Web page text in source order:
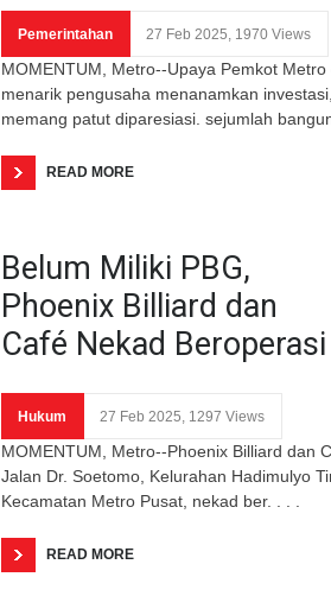
Pemerintahan 27 Feb 2025, 1970 Views
MOMENTUM, Metro--Upaya Pemkot Metro
menarik pengusaha menanamkan investasi,
memang patut diparesiasi. sejumlah
READ MORE
Belum Miliki PBG,
Phoenix Billiard dan
Café Nekad Beroperasi
Hukum 27 Feb 2025, 1297 Views
MOMENTUM, Metro--Phoenix Billiard dan
Jalan Dr. Soetomo, Kelurahan Hadimulyo
Kecamatan Metro Pusat, nekad ber. . . .
READ MORE